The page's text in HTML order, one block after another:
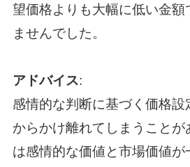
望価格よりも大幅に低い金額
ませんでした。
アドバイス:
感情的な判断に基づく価格設
からかけ離れてしまうことが
は感情的な価値と市場価値